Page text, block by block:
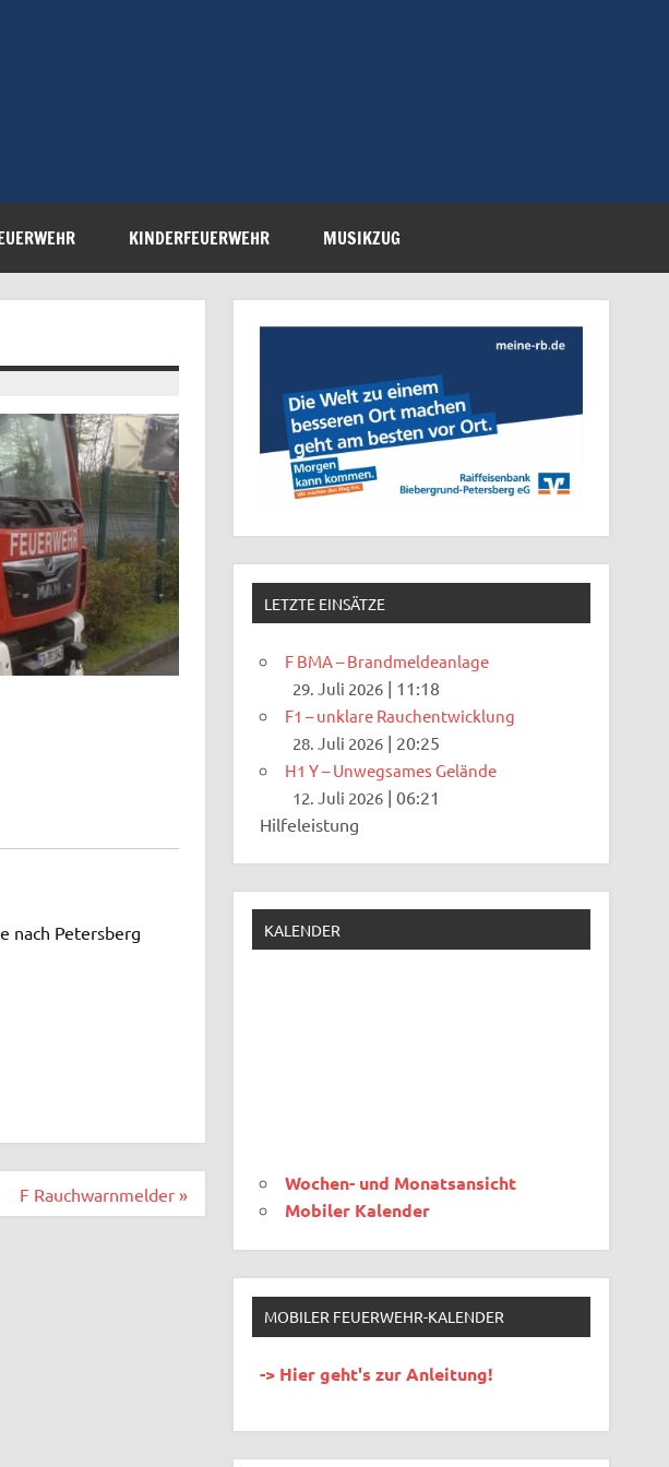
KINDERFEUERWEHR MUSIKZUG
nach Petersberg
F Rauchwarnmelder »
LETZTE EINSÄTZE
F BMA – Brandmeldeanlage
29. Juli 2026 | 11:18
F1 – unklare Rauchentwicklung
28. Juli 2026 | 20:25
H1 Y – Unwegsames Gelände
12. Juli 2026 |06:21
Hilfeleistung
KALENDER
Wochen- und Monatsansicht
Mobiler Kalender
MOBILER FEUERWEHR-KALENDER
-> Hier geht's zur Anleitung!